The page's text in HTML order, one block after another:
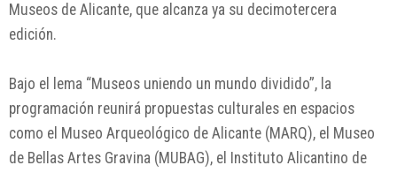
Museos de Alicante, que alcanza ya su decimotercera
edición.
Bajo el lema “Museos uniendo un mundo dividido”, la
programación reunirá propuestas culturales en espacios
como el Museo Arqueológico de Alicante (MARQ), el Museo
de Bellas Artes Gravina (MUBAG), el Instituto Alicantino de